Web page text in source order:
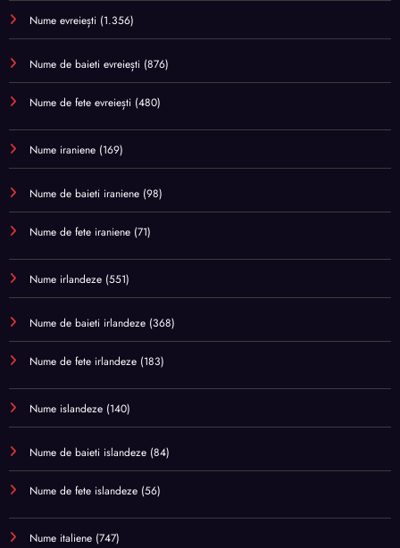
Nume evreiești (1.356)
Nume de baieti evreiești (876)
Nume de fete evreiești (480)
Nume iraniene (169)
Nume de baieti iraniene (98)
Nume de fete iraniene (71)
Nume irlandeze (551)
Nume de baieti irlandeze (368)
Nume de fete irlandeze (183)
Nume islandeze (140)
Nume de baieti islandeze (84)
Nume de fete islandeze (56)
Nume italiene (747)